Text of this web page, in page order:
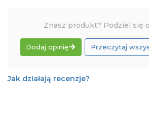
Znasz produkt? Podziel się
Dodaj opinię Przeczytaj
Jak działają recenzje?